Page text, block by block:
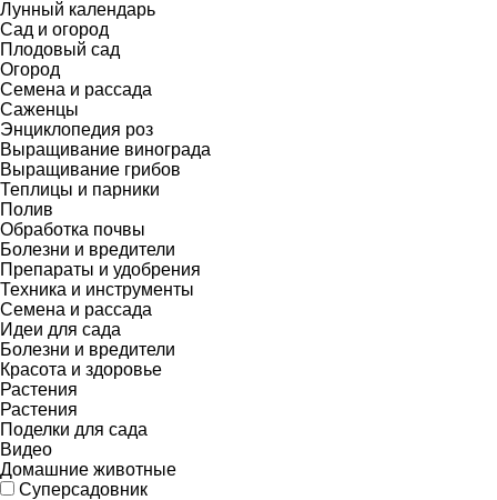
Лунный календарь
Сад и огород
Плодовый сад
Огород
Семена и рассада
Саженцы
Энциклопедия роз
Выращивание винограда
Выращивание грибов
Теплицы и парники
Полив
Обработка почвы
Болезни и вредители
Препараты и удобрения
Техника и инструменты
Семена и рассада
Идеи для сада
Болезни и вредители
Красота и здоровье
Растения
Растения
Поделки для сада
Видео
Домашние животные
Суперсадовник